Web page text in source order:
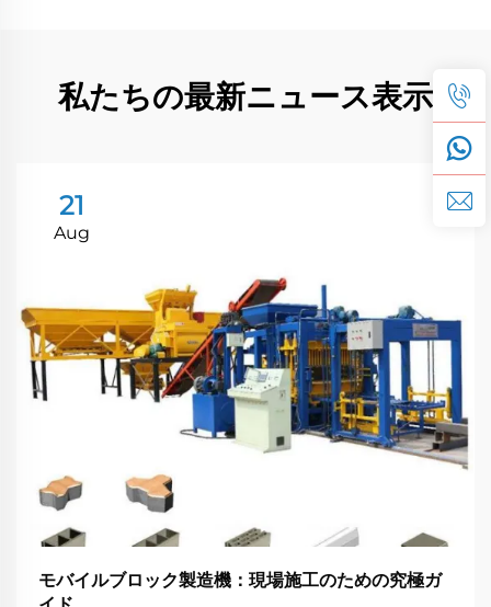
私たちの最新ニュース表示
21
Aug
モバイルブロック製造機：現場施工のための究極ガ